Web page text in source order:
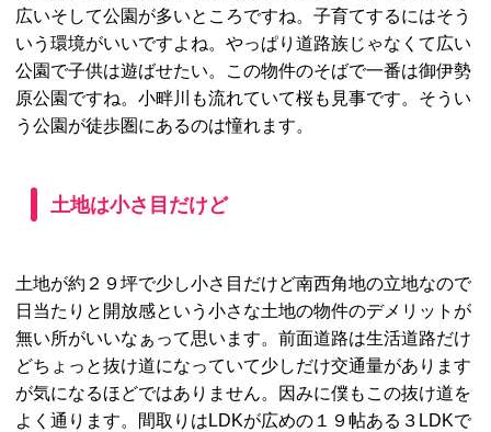
広いそして公園が多いところですね。子育てするにはそう
いう環境がいいですよね。やっぱり道路族じゃなくて広い
公園で子供は遊ばせたい。この物件のそばで一番は御伊勢
原公園ですね。小畔川も流れていて桜も見事です。そうい
う公園が徒歩圏にあるのは憧れます。
土地は小さ目だけど
土地が約２９坪で少し小さ目だけど南西角地の立地なので
日当たりと開放感という小さな土地の物件のデメリットが
無い所がいいなぁって思います。前面道路は生活道路だけ
どちょっと抜け道になっていて少しだけ交通量があります
が気になるほどではありません。因みに僕もこの抜け道を
よく通ります。間取りはLDKが広めの１９帖ある３LDKで